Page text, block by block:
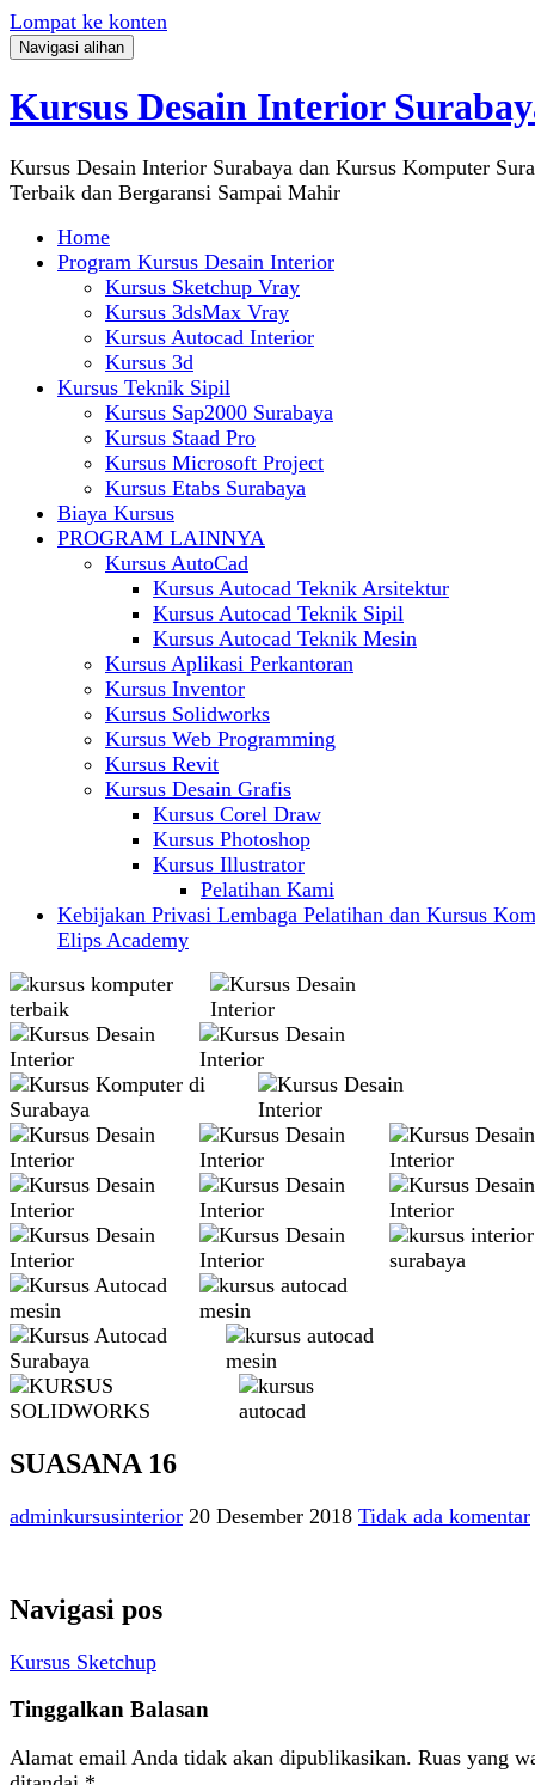
Lompat ke konten
Navigasi alihan
Kursus Desain Interior
Kursus Desain Interior Surabaya dan Kursus Komputer
Terbaik dan Bergaransi Sampai Mahir
Home
Program Kursus Desain Interior
Kursus Sketchup Vray
Kursus 3dsMax Vray
Kursus Autocad Interior
Kursus 3d
Kursus Teknik Sipil
Kursus Sap2000 Surabaya
Kursus Staad Pro
Kursus Microsoft Project
Kursus Etabs Surabaya
Biaya Kursus
PROGRAM LAINNYA
Kursus AutoCad
Kursus Autocad Teknik Arsitektur
Kursus Autocad Teknik Sipil
Kursus Autocad Teknik Mesin
Kursus Aplikasi Perkantoran
Kursus Inventor
Kursus Solidworks
Kursus Web Programming
Kursus Revit
Kursus Desain Grafis
Kursus Corel Draw
Kursus Photoshop
Kursus Illustrator
Pelatihan Kami
Kebijakan Privasi Lembaga Pelatihan dan Kursus
Elips Academy
SUASANA 16
adminkursusinterior 20 Desember 2018 Tidak ada komentar
Navigasi pos
Kursus Sketchup
Tinggalkan Balasan
Alamat email Anda tidak akan dipublikasikan. Ruas yang